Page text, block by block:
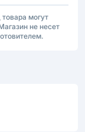
могут
не несет